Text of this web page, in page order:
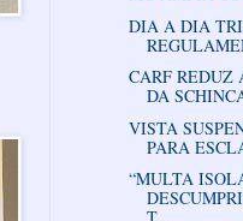
DIA A DIA
CARF REDUZ
DA
VISTA
PARA
“MULTA